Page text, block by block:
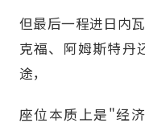
但最后一程进日内
克福、阿姆斯特丹
途，
座位本质上是"经